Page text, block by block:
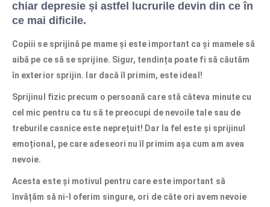
chiar depresie și astfel lucrurile devin din ce în
ce mai dificile.
Copiii se sprijină pe mame și este important ca și mamele să
aibă pe ce să se sprijine. Sigur, tendința poate fi să căutăm
în exterior sprijin. Iar dacă îl primim, este ideal!
Sprijinul fizic precum o persoană care stă câteva minute cu
cel mic pentru ca tu să te preocupi de nevoile tale sau de
treburile casnice este neprețuit! Dar la fel este și sprijinul
emoțional, pe care adeseori nu îl primim așa cum am avea
nevoie.
Acesta este și motivul pentru care este important să
învățăm să ni-l oferim singure, ori de câte ori avem nevoie